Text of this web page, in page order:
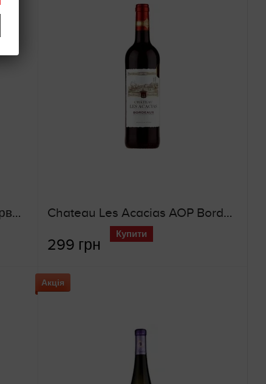
Carlo Sani Susumaniello (червоне сухе вино) Chateau Les Acacias AOP Bordeaux (червоне сухе вино)
299 грн
Купити
Акція